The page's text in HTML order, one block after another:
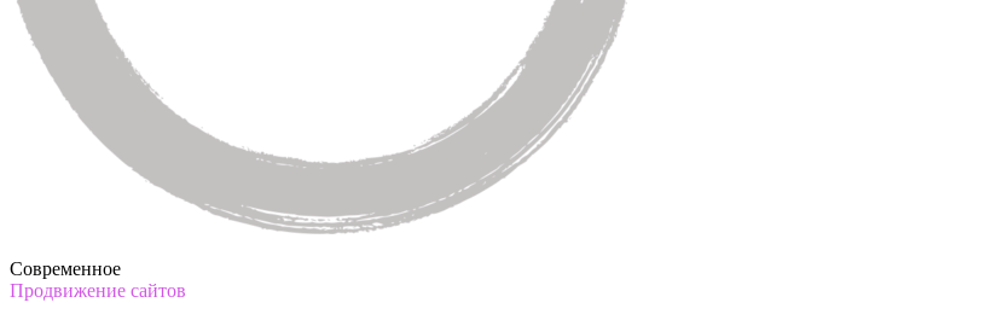
Современное
Продвижение сайтов